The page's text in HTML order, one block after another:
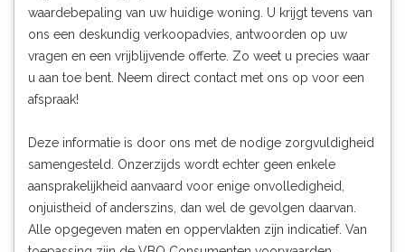
waardebepaling van uw huidige woning. U krijgt tevens van
ons een deskundig verkoopadvies, antwoorden op uw
vragen en een vrijblijvende offerte. Zo weet u precies waar
u aan toe bent. Neem direct contact met ons op voor een
afspraak!
Deze informatie is door ons met de nodige zorgvuldigheid
samengesteld. Onzerzijds wordt echter geen enkele
aansprakelijkheid aanvaard voor enige onvolledigheid,
onjuistheid of anderszins, dan wel de gevolgen daarvan.
Alle opgegeven maten en oppervlakten zijn indicatief. Van